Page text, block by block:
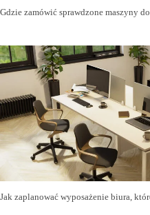
Gdzie zamówić sprawdzone maszyny
Jak zaplanować wyposażenie biura,